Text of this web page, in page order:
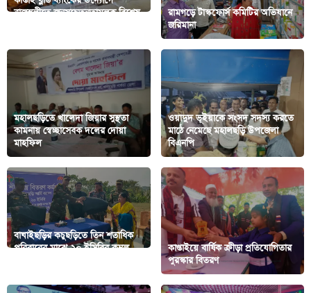
রাজস্থলীতে জনসচেতনতামূলক বিশেষ
রামগড়ে টাস্কফোর্স কমিটির অভিযানে
জরিমানা
মহালছড়িতে খালেদা জিয়ার সুস্থতা
কামনায় স্বেচ্ছাসেবক দলের দোয়া
মাহফিল
ওয়াদুদ ভূইয়াকে সংসদ সদস্য করতে
মাঠে নেমেছে মহালছড়ি উপজেলা
বিএনপি
বাঘাইছড়ির কচুছড়িতে তিন শতাধিক
পরিবারের মাঝে ২০ ইসিবির কম্বল
কাপ্তাইয়ে বার্ষিক ক্রীড়া প্রতিযোগিতার
পুরস্কার বিতরণ